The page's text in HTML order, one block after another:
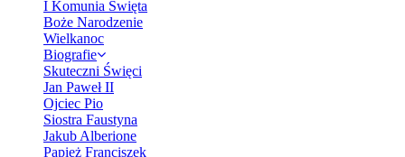
I Komunia Święta
Boże Narodzenie
Wielkanoc
Biografie
Skuteczni Święci
Jan Paweł II
Ojciec Pio
Siostra Faustyna
Jakub Alberione
Papież Franciszek